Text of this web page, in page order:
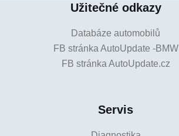
Užitečné odkazy
Databáze automobilů
FB stránka AutoUpdate -BMW
FB stránka AutoUpdate.cz
Servis